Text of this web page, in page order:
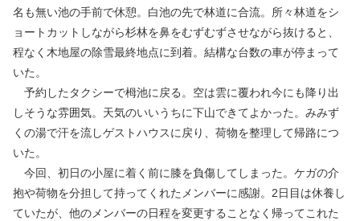
名も無い池の手前で休憩。白池の先で林道に合流。所々林道をシ
ョートカットしながら杉林を鼻をむずむずさせながら抜けると、
程なく木地屋の除雪最終地点に到着。結構な台数の車が停まって
いた。
予約したタクシーで栂池に戻る。空は雲に覆われ今にも降り出
しそうな雰囲気。天気のいいうちに下山できてよかった。みみず
くの湯で汗を流しゲストハウスに戻り、荷物を整理して帰路につ
いた。
今回、初日の小屋に着く前に膝を負傷してしまった。ケガの介
抱や荷物を分担して持ってくれたメンバーに感謝。2日目は休養し
ていたが、他のメンバーの日程を変更することなく帰ってこれた